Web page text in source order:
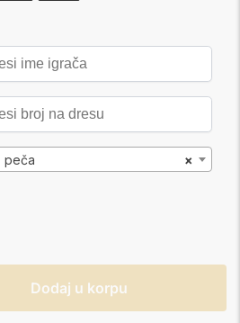
×
peča
Dodaj u korpu